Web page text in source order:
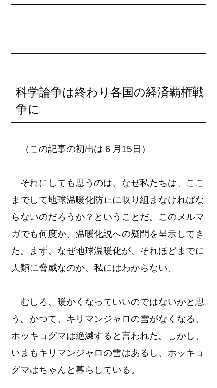
科学論争は終わり各国の経済覇権戦
争に
（この記事の初出は６月15日）
それにしても思うのは、なぜ私たちは、ここ
までして地球温暖化防止に取り組まなければな
らないのだろうか？ということだ。このメルマ
ガでも何度か、温暖化説への疑問を呈示してき
た。まず、なぜ地球温暖化が、それほどまでに
人類に脅威なのか、私にはわからない。
むしろ、暖かくなっていいのではないかと思
う。かつて、キリマンジャロの雪がなくなる、
ホッキョグマは絶滅すると言われた。しかし、
いまもキリマンジャロの雪はあるし、ホッキョ
グマはちゃんと暮らしている。